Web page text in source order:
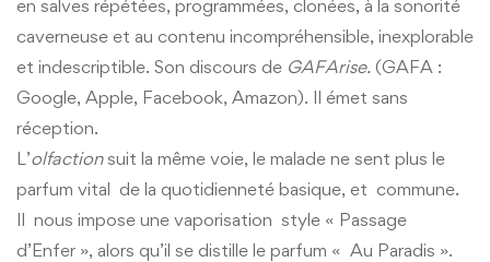
en salves répétées, programmées, clonées, à la sonorité
caverneuse et au contenu incompréhensible, inexplorable
et indescriptible. Son discours de GAFArise. (GAFA :
Google, Apple, Facebook, Amazon). Il émet sans
réception.
L’olfactionsuit la même voie, le malade ne sent plus le
parfum vital de la quotidienneté basique, et commune.
Il nous impose une vaporisation style « Passage
d’Enfer », alors qu’il se distille le parfum « Au Paradis ».